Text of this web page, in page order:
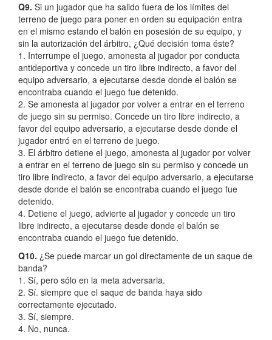
Q9. Si un jugador que ha salido fuera de los límites del
terreno de juego para poner en orden su equipación entra
en el mismo estando el balón en posesión de su equipo, y
sin la autorización del árbitro, ¿Qué decisión toma éste?
1. Interrumpe el juego, amonesta al jugador por conducta
antideportiva y concede un tiro libre indirecto, a favor del
equipo adversario, a ejecutarse desde donde el balón se
encontraba cuando el juego fue detenido.
2. Se amonesta al jugador por volver a entrar en el terreno
de juego sin su permiso. Concede un tiro libre indirecto, a
favor del equipo adversario, a ejecutarse desde donde el
jugador entró en el terreno de juego.
3. El árbitro detiene el juego, amonesta al jugador por volver
a entrar en el terreno de juego sin su permiso y concede un
tiro libre indirecto, a favor del equipo adversario, a ejecutarse
desde donde el balón se encontraba cuando el juego fue
detenido.
4. Detiene el juego, advierte al jugador y concede un tiro
libre indirecto, a ejecutarse desde donde el balón se
encontraba cuando el juego fue detenido.
Q10. ¿Se puede marcar un gol directamente de un saque de
banda?
1. Sí, pero sólo en la meta adversaria.
2. Sí. siempre que el saque de banda haya sido
correctamente ejecutado.
3. Sí, siempre.
4. No, nunca.